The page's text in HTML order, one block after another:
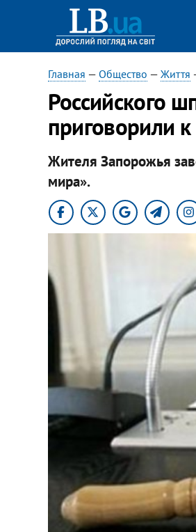
Главная — Общество — Життя
Российского
приговорили
Жителя Запорожья
мира».